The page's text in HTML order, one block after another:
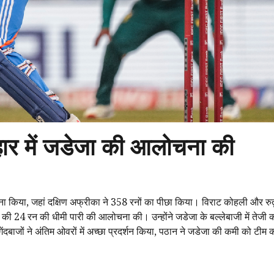
में जडेजा की आलोचना की
जहां दक्षिण अफ्रीका ने 358 रनों का पीछा किया। विराट कोहली और
24 रन की धीमी पारी की आलोचना की। उन्होंने जडेजा के बल्लेबाजी में तेजी
ने अंतिम ओवरों में अच्छा प्रदर्शन किया, पठान ने जडेजा की कमी को टीम